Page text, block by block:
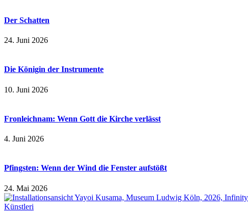
Der Schatten
24. Juni 2026
Die Königin der Instrumente
10. Juni 2026
Fronleichnam: Wenn Gott die Kirche verlässt
4. Juni 2026
Pfingsten: Wenn der Wind die Fenster aufstößt
24. Mai 2026